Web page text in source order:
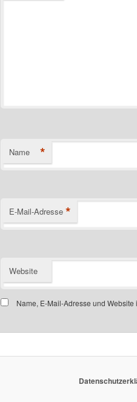
Name *
E-Mail-Adresse *
Website
Name, E-Mail-Adresse und